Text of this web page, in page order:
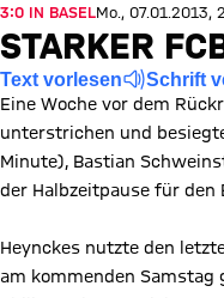
3:0 IN BASELMo., 07.01.2013,
STARKER
Text vorlesen Schrift
Eine Woche vor dem
unterstrichen und
Minute), Bastian
der Halbzeitpause für den
Heynckes nutzte den
am kommenden Samstag